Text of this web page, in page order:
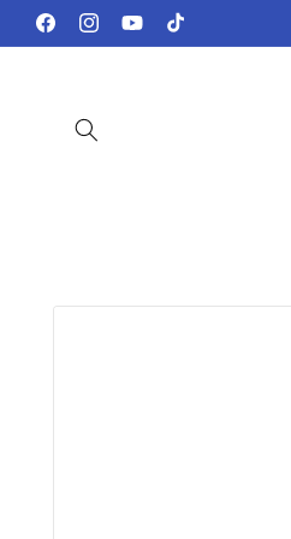
directamente
al contenido
FacebookInstagramYouTubeTikTok
directamente